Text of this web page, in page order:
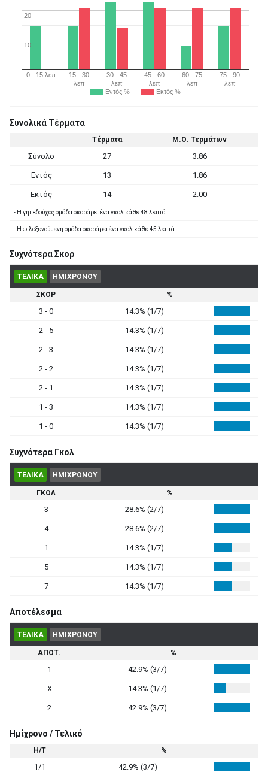
Εντός % Εκτός %
0 - 15 λεπ
15 - 30
λεπ
30 - 45
λεπ
45 - 60
λεπ
60 - 75
λεπ
75 - 90
λεπ
10
20
Συνολικά Τέρματα
Τέρματα Μ.Ο. Τερμάτων
Σύνολο 27 3.86
Εντός 13 1.86
Εκτός 14 2.00
- Η γηπεδούχος ομάδα σκοράρει ένα γκολ κάθε 48 λεπτά
- Η φιλοξενούμενη ομάδα σκοράρει ένα γκολ κάθε 45 λεπτά
Συχνότερα Σκορ
ΤΕΛΙΚΑ ΗΜΙΧΡΟΝΟΥ
ΣΚΟΡ %
3 - 0 14.3% (1/7)
2 - 5 14.3% (1/7)
2 - 3 14.3% (1/7)
2 - 2 14.3% (1/7)
2 - 1 14.3% (1/7)
1 - 3 14.3% (1/7)
1 - 0 14.3% (1/7)
Συχνότερα Γκολ
ΤΕΛΙΚΑ ΗΜΙΧΡΟΝΟΥ
ΓΚΟΛ %
3 28.6% (2/7)
4 28.6% (2/7)
1 14.3% (1/7)
5 14.3% (1/7)
7 14.3% (1/7)
Αποτέλεσμα
ΤΕΛΙΚΑ ΗΜΙΧΡΟΝΟΥ
ΑΠΟΤ. %
1 42.9% (3/7)
X 14.3% (1/7)
2 42.9% (3/7)
Ημίχρονο / Τελικό
Η/Τ %
1/1 42.9% (3/7)